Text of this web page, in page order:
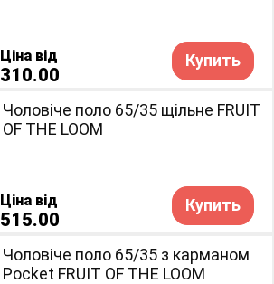
Ціна від
310.00
Купить
Чоловіче поло 65/35 щільне FRUIT
OF THE LOOM
Ціна від
515.00
Купить
Чоловіче поло 65/35 з карманом
Pocket FRUIT OF THE LOOM